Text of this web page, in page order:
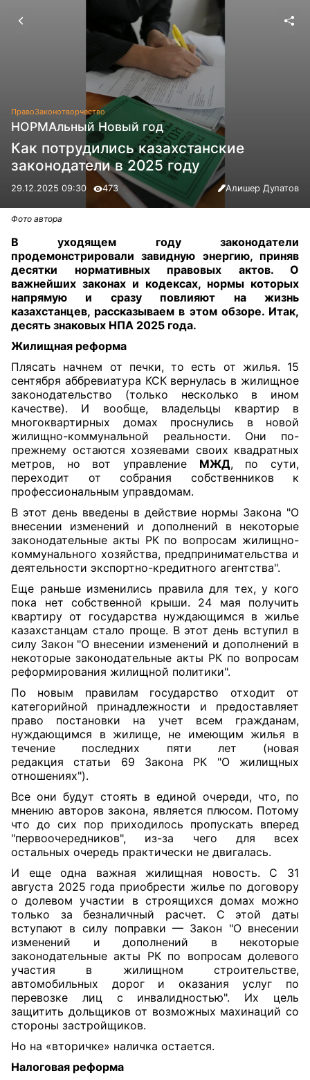
ПравоЗаконотворчество
НОРМАльный Новый год
Как потрудились казахстанские
законодатели в 2025 году
29.12.2025 09:30 473 Алишер Дулатов
Фото автора
В уходящем году законодатели
продемонстрировали завидную энергию, приняв
десятки нормативных правовых актов. О
важнейших законах и кодексах, нормы которых
напрямую и сразу повлияют на жизнь
казахстанцев, рассказываем в этом обзоре. Итак,
десять знаковых НПА 2025 года.
Жилищная реформа
Плясать начнем от печки, то есть от жилья. 15
сентября аббревиатура КСК вернулась в жилищное
законодательство (только несколько в ином
качестве). И вообще, владельцы квартир в
многоквартирных домах проснулись в новой
жилищно-коммунальной реальности. Они по-
прежнему остаются хозяевами своих квадратных
метров, но вот управление МЖД, по сути,
переходит от собрания собственников к
профессиональным управдомам.
В этот день введены в действие нормы Закона "О
внесении изменений и дополнений в некоторые
законодательные акты РК по вопросам жилищно-
коммунального хозяйства, предпринимательства и
деятельности экспортно-кредитного агентства".
Еще раньше изменились правила для тех, у кого
пока нет собственной крыши. 24 мая получить
квартиру от государства нуждающимся в жилье
казахстанцам стало проще. В этот день вступил в
силу Закон "О внесении изменений и дополнений в
некоторые законодательные акты РК по вопросам
реформирования жилищной политики".
По новым правилам государство отходит от
категорийной принадлежности и предоставляет
право постановки на учет всем гражданам,
нуждающимся в жилище, не имеющим жилья в
течение последних пяти лет (новая
редакциястатьи 69 Закона РК "О жилищных
отношениях").
Все они будут стоять в единой очереди, что, по
мнению авторов закона, является плюсом. Потому
что до сих пор приходилось пропускать вперед
"первоочередников", из-за чего для всех
остальных очередь практически не двигалась.
И еще одна важная жилищная новость. С 31
августа 2025 года приобрести жилье по договору
о долевом участии в строящихся домах можно
только за безналичный расчет. С этой даты
вступают в силу поправки — Закон "О внесении
изменений и дополнений в некоторые
законодательные акты РК по вопросам долевого
участия в жилищном строительстве,
автомобильных дорог и оказания услуг по
перевозке лиц с инвалидностью". Их цель
защитить дольщиков от возможных махинаций со
стороны застройщиков.
Но на «вторичке» наличка остается.
Налоговая реформа